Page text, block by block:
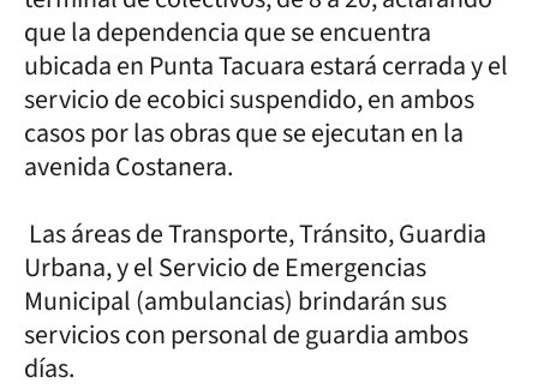
que la dependencia que se encuentra
ubicada en Punta Tacuara estará cerrada y el
servicio de ecobici suspendido, en ambos
casos por las obras que se ejecutan en la
avenida Costanera.
Las áreas de Transporte, Tránsito, Guardia
Urbana, y el Servicio de Emergencias
Municipal (ambulancias) brindarán sus
servicios con personal de guardia ambos
días.